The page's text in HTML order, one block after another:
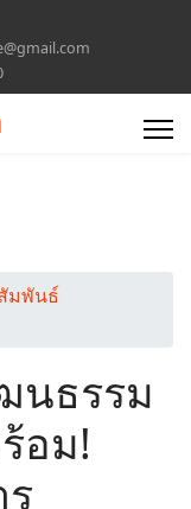
มพันธ์
นธรรม
อม!